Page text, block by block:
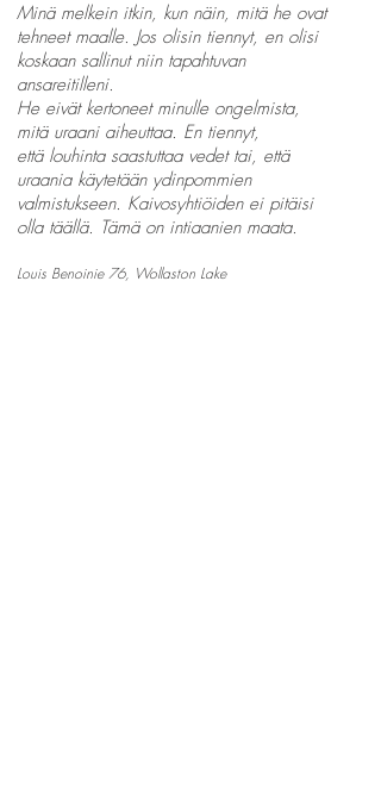
​Minä melkein itkin, kun näin, mitä he ovat
tehneet maalle. Jos olisin tiennyt, en olisi
koskaan sallinut niin tapahtuvan
ansareitilleni.
He eivät kertoneet minulle ongelmista,
mitä uraani aiheuttaa. En tiennyt,
että louhinta saastuttaa vedet tai, että
uraania käytetään ydinpommien
valmistukseen. Kaivosyhtiöiden ei pitäisi
olla täällä. Tämä on intiaanien maata.
Louis Benoinie 76, Wollaston Lake